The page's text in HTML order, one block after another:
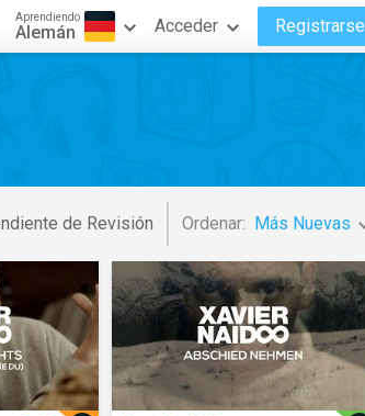
Aprendiendo
Alemán Acceder Registrarse
de Revisión Ordenar: Más Nuevas